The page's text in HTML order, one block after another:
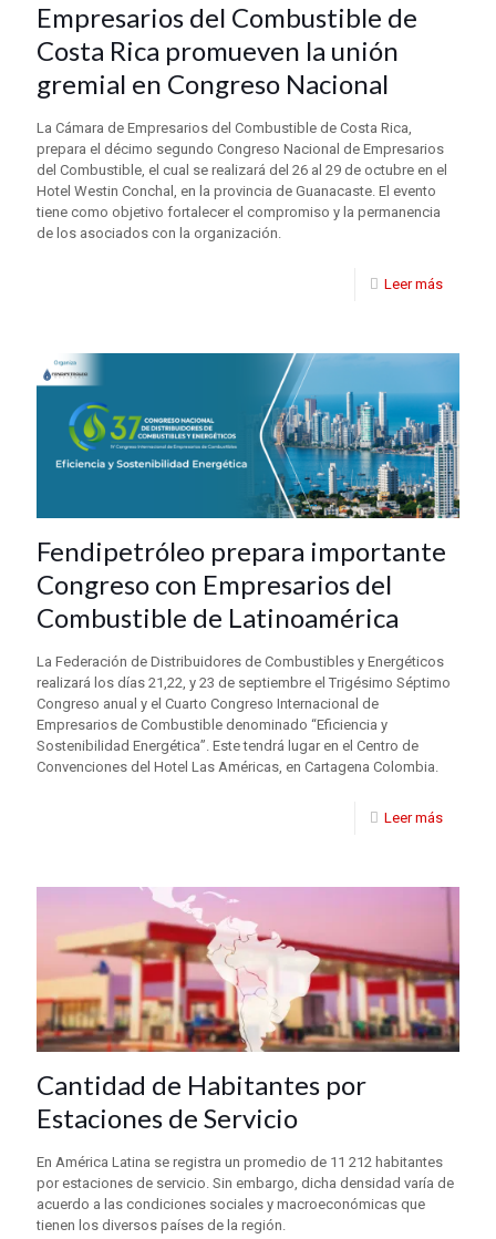
Empresarios del Combustible de
Costa Rica promueven la unión
gremial en Congreso Nacional
La Cámara de Empresarios del Combustible de Costa Rica,
prepara el décimo segundo Congreso Nacional de Empresarios
del Combustible, el cual se realizará del 26 al 29 de octubre en el
Hotel Westin Conchal, en la provincia de Guanacaste. El evento
tiene como objetivo fortalecer el compromiso y la permanencia
de los asociados con la organización.
Leer más
Fendipetróleo prepara importante
Congreso con Empresarios del
Combustible de Latinoamérica
La Federación de Distribuidores de Combustibles y Energéticos
realizará los días 21,22, y 23 de septiembre el Trigésimo Séptimo
Congreso anual y el Cuarto Congreso Internacional de
Empresarios de Combustible denominado “Eficiencia y
Sostenibilidad Energética”. Este tendrá lugar en el Centro de
Convenciones del Hotel Las Américas, en Cartagena Colombia.
Leer más
Cantidad de Habitantes por
Estaciones de Servicio
En América Latina se registra un promedio de 11 212 habitantes
por estaciones de servicio. Sin embargo, dicha densidad varía de
acuerdo a las condiciones sociales y macroeconómicas que
tienen los diversos países de la región.